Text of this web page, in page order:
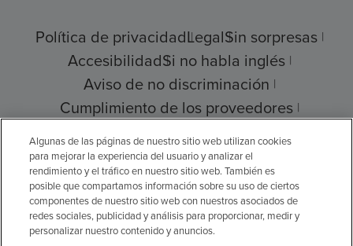
Política de privacidadLegalSin sorpresas
AccesibilidadSi no habla inglés
Aviso de no discriminación
Cumplimiento de los proveedores
Transparencia de precios
© 2026 Encompass Health Corporation
Preferencias de cookies
Algunas de las páginas de nuestro sitio web utilizan cookies
para mejorar la experiencia del usuario y analizar el
rendimiento y el tráfico en nuestro sitio web. También es
posible que compartamos información sobre su uso de ciertos
componentes de nuestro sitio web con nuestros asociados de
redes sociales, publicidad y análisis para proporcionar, medir y
personalizar nuestro contenido y anuncios.